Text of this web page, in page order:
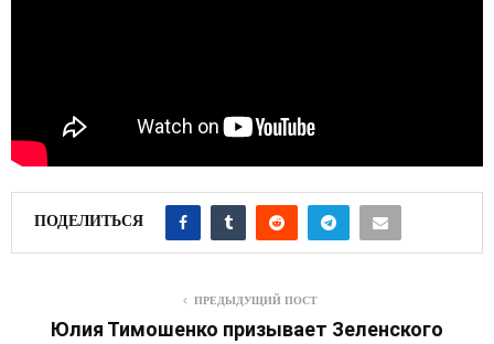
ПОДЕЛИТЬСЯ
ПРЕДЫДУЩИЙ ПОСТ
Юлия Тимошенко призывает Зеленского